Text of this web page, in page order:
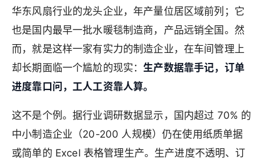
华东风扇行业的龙头企业，年产量位居区域前列；它
也是国内最早一批水暖毯制造商，产品远销全国。然
而，就是这样一家有实力的制造企业，在车间管理上
却长期面临一个尴尬的现实：生产数据靠手记，订单
进度靠口问，工人工资靠人算。
这不是个例。据行业调研数据显示，国内超过 70% 的
中小制造企业（20-200 人规模）仍在使用纸质单据
或简单的 Excel 表格管理生产。生产进度不透明、订